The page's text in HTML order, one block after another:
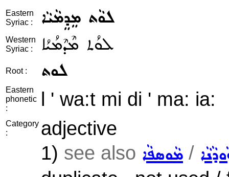
Eastern
Syriac :
ܠܘܵܬ ܡܸܕܸܡܵܝܵܐ
Western
Syriac :
ܠܘܳܬ ܡܶܕܶܡܳܝܳܐ
Root : ܠܘܬ
Eastern
phonetic
:
l ' wa:t mi di ' ma: ia:
Category
:
adjective
1) see also ܡܵܘܣܦܵܐ /